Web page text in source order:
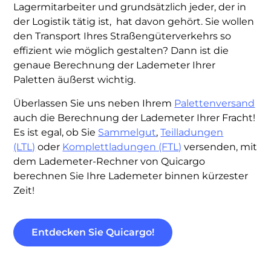
Lagermitarbeiter und grundsätzlich jeder, der in
der Logistik tätig ist, hat davon gehört. Sie wollen
den Transport Ihres Straßengüterverkehrs so
effizient wie möglich gestalten? Dann ist die
genaue Berechnung der Lademeter Ihrer
Paletten äußerst wichtig.
Überlassen Sie uns neben Ihrem Palettenversand
auch die Berechnung der Lademeter Ihrer Fracht!
Es ist egal, ob Sie Sammelgut,Teilladungen
(LTL) oder Komplettladungen (FTL) versenden, mit
dem Lademeter-Rechner von Quicargo
berechnen Sie Ihre Lademeter binnen kürzester
Zeit!
Entdecken Sie Quicargo!